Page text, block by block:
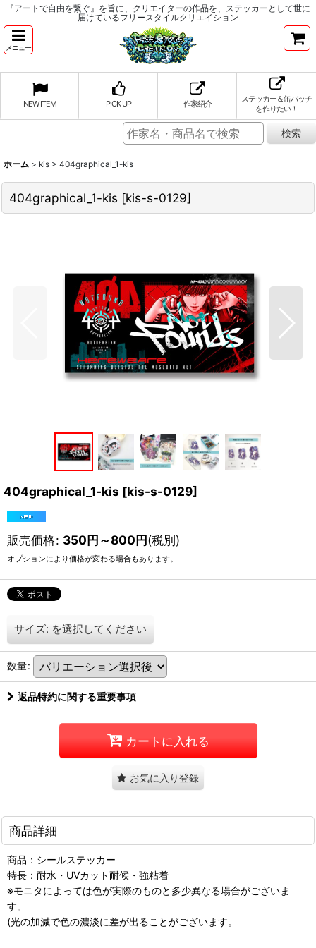
『アートで自由を繋ぐ』を旨に、クリエイターの作品を、ステッカーとして世に
届けているフリースタイルクリエイション
メニュー
NEW ITEM PICK UP 作家紹介
ステッカー＆缶バッチ
を作りたい！
ホーム > kis > 404graphical_1-kis
404graphical_1-kis [kis-s-0129]
404graphical_1-kis [kis-s-0129]
販売価格: 350円～800円(税別)
オプションにより価格が変わる場合もあります。
サイズ: を選択してください
数量:
返品特約に関する重要事項
カートに入れる
お気に入り登録
商品詳細
商品：シールステッカー
特長：耐水・UVカット耐候・強粘着
※モニタによっては色が実際のものと多少異なる場合がございま
す。
(光の加減で色の濃淡に差が出ることがございます。